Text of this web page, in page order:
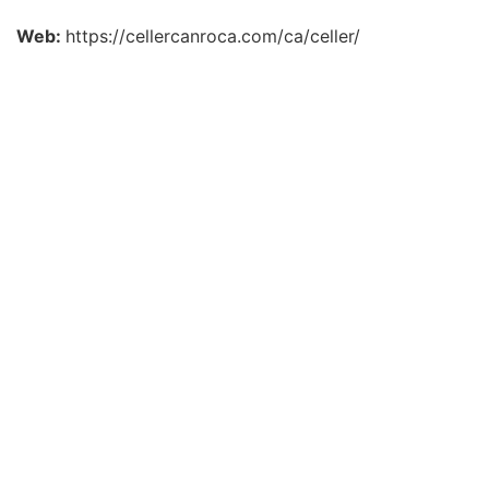
Web: https://cellercanroca.com/ca/celler/